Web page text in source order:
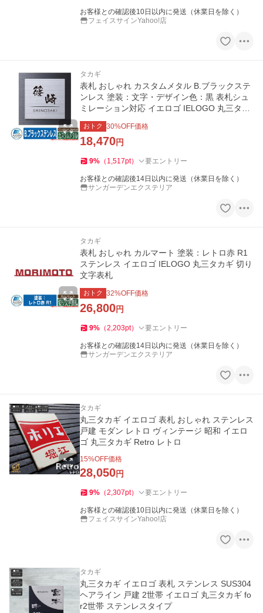
お客様との確認後10日以内に発送（休業日を除く）
フェイスサインYahoo!店
タカギ
表札 おしゃれ カスタムメタル B.ブラックステ
ンレス 塗装：文字・デザイン色：黒 表札シュ
ミレーション対応 イエロゴ IELOGO 丸三タカ
ギ ステンレス表札
おトク 30%OFF価格
18,470円
9% （ 1,517pt） 要エントリー
お客様との確認後14日以内に発送（休業日を除く）
サンガーデンエクステリア
タカギ
表札 おしゃれ カルマート 塗装：レトロ赤 R1
ステンレス イエロゴ IELOGO 丸三タカギ 切り
文字表札
おトク 32%OFF価格
26,800円
9% （2,203pt） 要エントリー
お客様との確認後14日以内に発送（休業日を除く）
サンガーデンエクステリア
タカギ
丸三タカギ イエロゴ 表札 おしゃれ ステンレス
戸建 モダン レトロ ヴィンテージ 昭和 イエロ
ゴ 丸三タカギ Retro レトロ
15%OFF価格
28,050円
9% （2,307pt） 要エントリー
お客様との確認後10日以内に発送（休業日を除く）
フェイスサインYahoo!店
タカギ
丸三タカギ イエロゴ 表札 ステンレス SUS304
ヘアライン 戸建 2世帯 イエロゴ 丸三タカギ fo
r2世帯 ステンレスタイプ